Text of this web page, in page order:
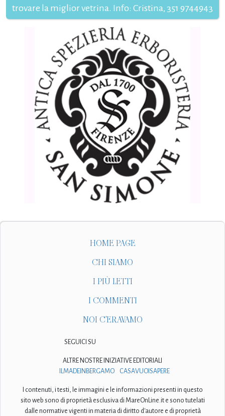
trovare la miglior vetrina. Info: Cristina, 351 9744943
HOME PAGE
CHI SIAMO
I PIÙ LETTI
I COMMENTI
NOI C'ERAVAMO
SEGUICI SU
ALTRE NOSTRE INIZIATIVE EDITORIALI
ILMADEINBERGAMO
CASAVUOISAPERE
I contenuti, i testi, le immagini e le informazioni presenti in questo
sito web sono di proprietà esclusiva di MareOnLine.it e sono tutelati
dalle normative vigenti in materia di diritto d'autore e di proprietà